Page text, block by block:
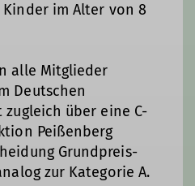
im Alter von 8
alle Mitglieder
Deutschen
über eine C-
Peißenberg
Grundpreis-
zur Kategorie A.